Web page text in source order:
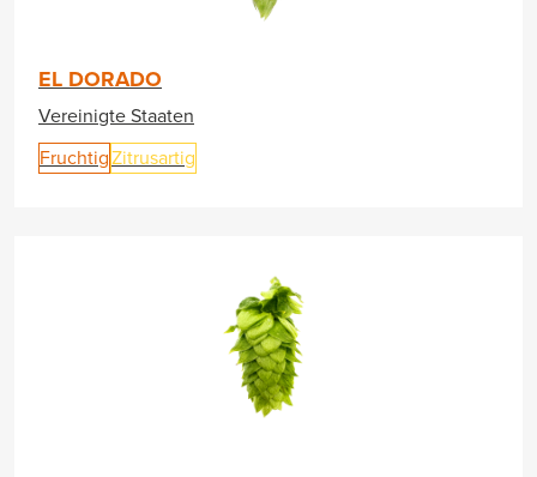
EL DORADO
Vereinigte Staaten
FruchtigZitrusartig